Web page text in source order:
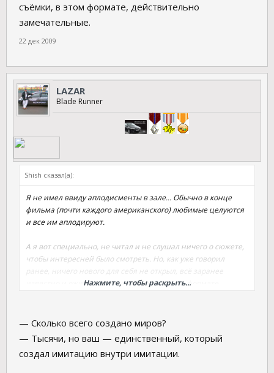
съёмки, в этом формате, действительно
замечательные.
22 дек 2009
LAZAR
Blade Runner
Shish сказал(а):
Я не имел ввиду аплодисменты в зале... Обычно в конце
фильма (почти каждого американского) любимые целуются
и все им аплодируют.
А я вот специально, не читал и не слушал ничего о сюжете,
чтобы интересней было смотреть. Но, как уже говорил
ранее, ничего нового для себя не открыл, всё заранее
известно и ожидаемо... Хотя съёмки, в этом формате,
Нажмите, чтобы раскрыть...
— Сколько всего создано миров?
— Тысячи, но ваш — единственный, который
создал имитацию внутри имитации.